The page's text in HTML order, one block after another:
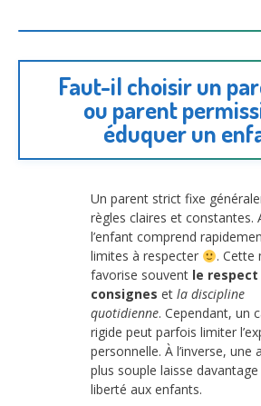
Faut-il choisir un
ou parent
éduquer un
Un parent strict fixe
règles claires et constantes.
l’enfant comprend
limites à respecter
. Cette
favorise souvent le respect
consignes et la discipline
quotidienne. Cependant, un
rigide peut parfois limiter
personnelle. À l’inverse, une
plus souple laisse davantage
liberté aux enfants.